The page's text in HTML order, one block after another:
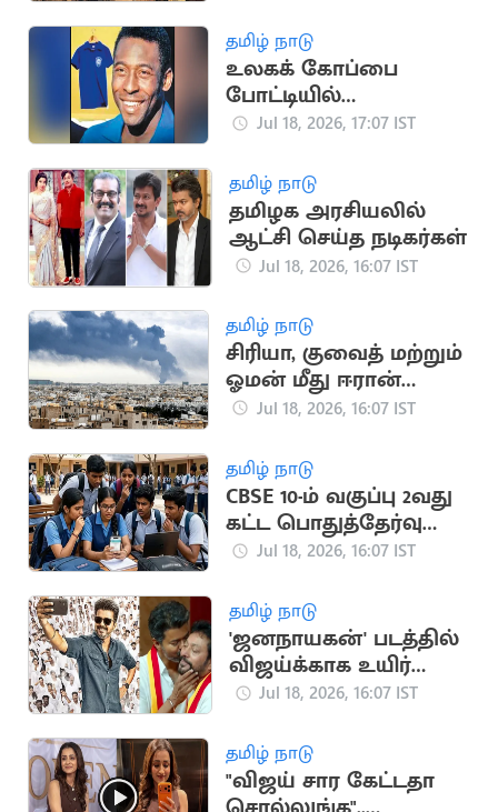
தமிழ் நாடு
உலகக் கோப்பை
போட்டியில்
பயன்படுத்திய பீலே
ஏலம்
Jul 18, 2026, 17:07 IST
தமிழ் நாடு
தமிழக அரசியலில்
ஆட்சி செய்த நடிகர்கள்
Jul 18, 2026, 16:07 IST
தமிழ் நாடு
சிரியா, குவைத் மற்றும்
ஓமன் மீது ஈரான்
பதிலடி தாக்குதல்
Jul 18, 2026, 16:07 IST
தமிழ் நாடு
CBSE 10-ம் வகுப்பு 2வது
கட்ட பொதுத்தேர்வு
முடிவுகள்
Jul 18, 2026, 16:07 IST
தமிழ் நாடு
'ஜனநாயகன்' படத்தில்
விஜய்க்காக உயிர்
கொடுக்கும் நண்பன்
ஸ்ரீநாத்
Jul 18, 2026, 16:07 IST
தமிழ் நாடு
"விஜய் சார கேட்டதா